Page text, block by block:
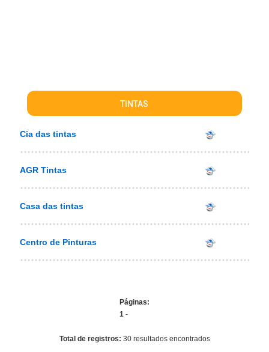
TINTAS
Cia das tintas
AGR Tintas
Casa das tintas
Centro de Pinturas
Páginas:
1 -
Total de registros: 30 resultados encontrados